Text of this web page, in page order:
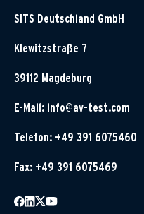
SITS Deutschland GmbH
Klewitzstraße 7
39112 Magdeburg
E-Mail: info@av-test.com
Telefon: +49 391 6075460
Fax: +49 391 6075469